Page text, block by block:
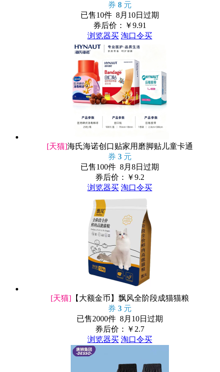
券 8 元
已售10件 8月10日过期
券后价：￥9.91
浏览器买 淘口令买
[天猫]海氏海诺创口贴家用磨脚贴儿童卡通
券 3 元
已售100件 8月8日过期
券后价：￥9.2
浏览器买 淘口令买
[天猫] 【大额金币】飘风全阶段成猫猫粮
券 3 元
已售2000件 8月10日过期
券后价：￥ 2.7
浏览器买 淘口令买